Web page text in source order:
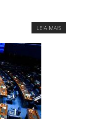
LEIA MAIS